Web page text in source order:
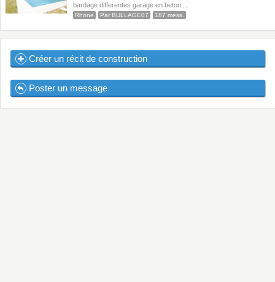
bardage differentes garage en beton ...
Rhone Par BULLAGE07 187 mess.
Créer un récit de construction
Poster un message